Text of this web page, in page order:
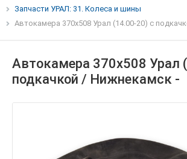
Запчасти УРАЛ: 31. Колеса и шины
Автокамера 370х508 Урал (14.00-20) с
Автокамера 370х508 Урал
подкачкой / Нижнекамск -